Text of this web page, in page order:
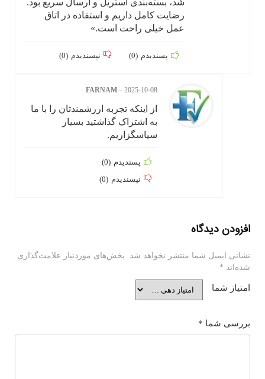
رضایت کامل داریم و استفاده در اتاق
عمل خیلی راحت است.»
پسندیدم (
0
) نپسندیدم (
0
)
FARNAM– 2025-10-08
از اینکه تجربه ارزشمندتان را با ما
به اشتراک گذاشتید بسیار
سپاسگزاریم.
پسندیدم (
0
)
نپسندیدم (
0
)
افزودن دیدگاه
نشانی ایمیل شما منتشر نخواهد شد.
بخش‌های موردنیاز علامت‌گذاری
شده‌اند *
امتیاز شما
بررسی شما *